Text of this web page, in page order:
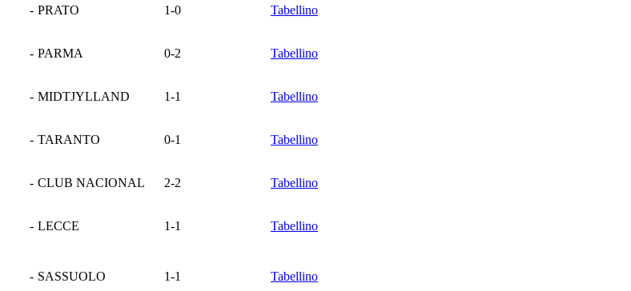
- PRATO 1-0 Tabellino
- PARMA 0-2 Tabellino
- MIDTJYLLAND 1-1 Tabellino
- TARANTO 0-1 Tabellino
- CLUB NACIONAL 2-2 Tabellino
- LECCE 1-1 Tabellino
- SASSUOLO 1-1 Tabellino